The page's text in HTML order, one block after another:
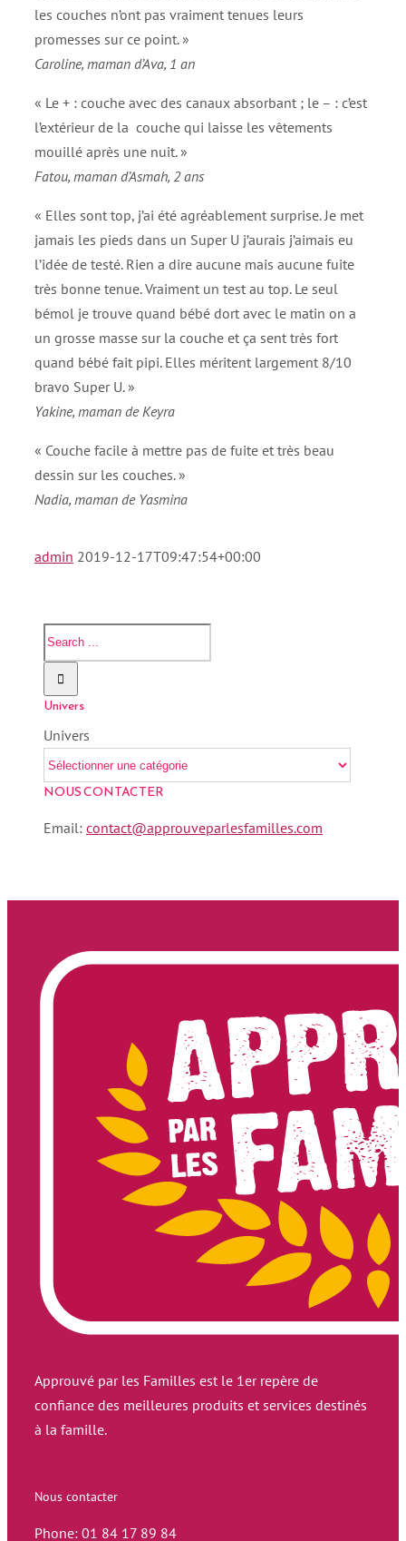
les couches n’ont pas vraiment tenues leurs
promesses sur ce point. »
Caroline, maman d’Ava, 1 an
« Le + : couche avec des canaux absorbant ; le – : c’est
l’extérieur de la couche qui laisse les vêtements
mouillé après une nuit. »
Fatou, maman d’Asmah, 2 ans
« Elles sont top, j’ai été agréablement surprise. Je met
jamais les pieds dans un Super U j’aurais j’aimais eu
l’idée de testé. Rien a dire aucune mais aucune fuite
très bonne tenue. Vraiment un test au top. Le seul
bémol je trouve quand bébé dort avec le matin on a
un grosse masse sur la couche et ça sent très fort
quand bébé fait pipi. Elles méritent largement 8/10
bravo Super U. »
Yakine, maman de Keyra
« Couche facile à mettre pas de fuite et très beau
dessin sur les couches. »
Nadia, maman de Yasmina
admin 2019-12-17T09:47:54+00:00
Univers
Univers
NOUS CONTACTER
Email: contact@approuveparlesfamilles.com
Approuvé par les Familles est le 1er repère de
confiance des meilleures produits et services destinés
à la famille.
Nous contacter
Phone: 01 84 17 89 84